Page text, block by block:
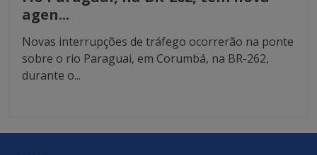
agen...
Novas interrupções de tráfego ocorrerão na ponte
sobre o rio Paraguai, em Corumbá, na BR-262,
durante o...